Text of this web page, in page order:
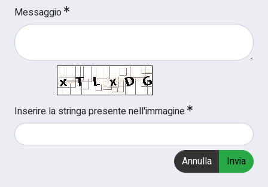
Messaggio
Inserire la stringa presente nell'immagine
Annulla Invia